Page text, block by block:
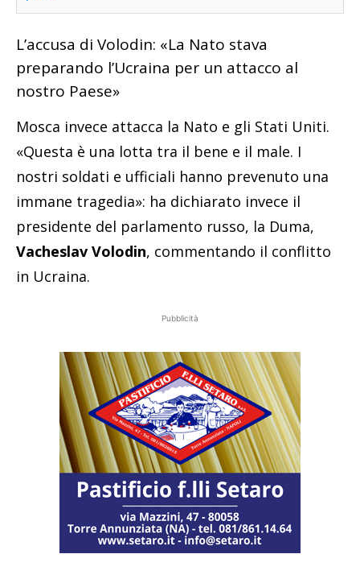
L’accusa di Volodin: «La Nato stava
preparando l’Ucraina per un attacco al
nostro Paese»
Mosca invece attacca la Nato e gli Stati Uniti.
«Questa è una lotta tra il bene e il male. I
nostri soldati e ufficiali hanno prevenuto una
immane tragedia»: ha dichiarato invece il
presidente del parlamento russo, la Duma,
Vacheslav Volodin, commentando il conflitto
in Ucraina.
Pubblicità